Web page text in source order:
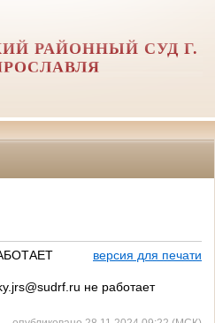
РАЙОННЫЙ СУД Г.
версия для печати
не работает